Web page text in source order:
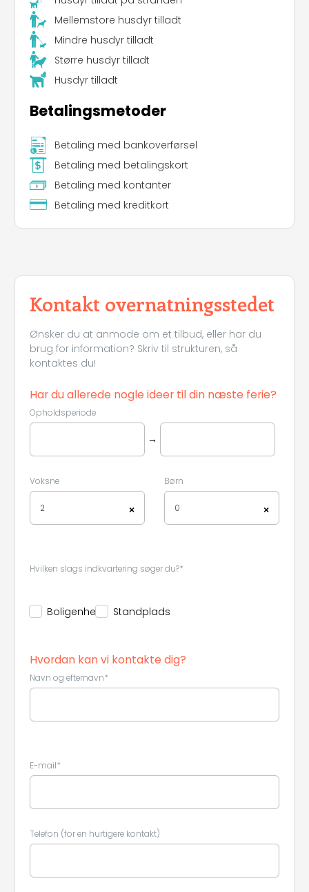
Mellemstore husdyr tilladt
Mindre husdyr tilladt
Større husdyr tilladt
Husdyr tilladt
Betalingsmetoder
Betaling med bankoverførsel
Betaling med betalingskort
Betaling med kontanter
Betaling med kreditkort
Kontakt overnatningsstedet
Ønsker du at anmode om et tilbud, eller har du
brug for information? Skriv til strukturen, så
kontaktes du!
Har du allerede nogle ideer til din næste ferie?
Opholdsperiode
→
Voksne
×
2
Børn
×
0
Hvilken slags indkvartering søger du?*
Boligenhed Standplads
Hvordan kan vi kontakte dig?
Navn og efternavn*
E-mail*
Telefon (for en hurtigere kontakt)